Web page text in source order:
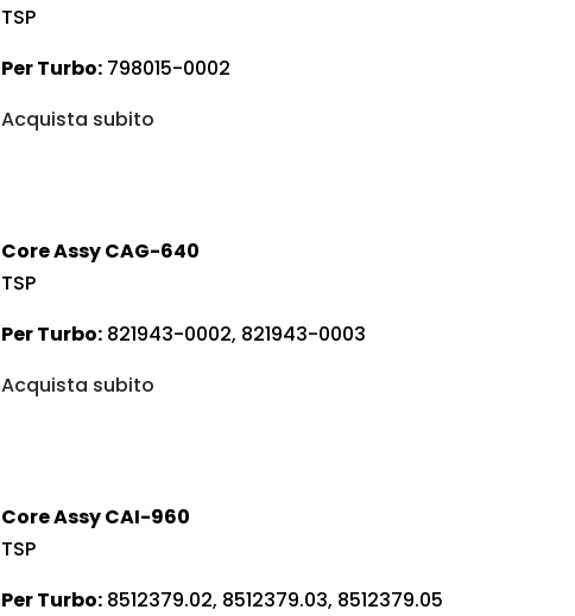
TSP
Per Turbo:798015-0002
Acquista subito
Core Assy CAG-640
TSP
Per Turbo:821943-0002, 821943-0003
Acquista subito
Core Assy CAI-960
TSP
Per Turbo:8512379.02, 8512379.03, 8512379.05